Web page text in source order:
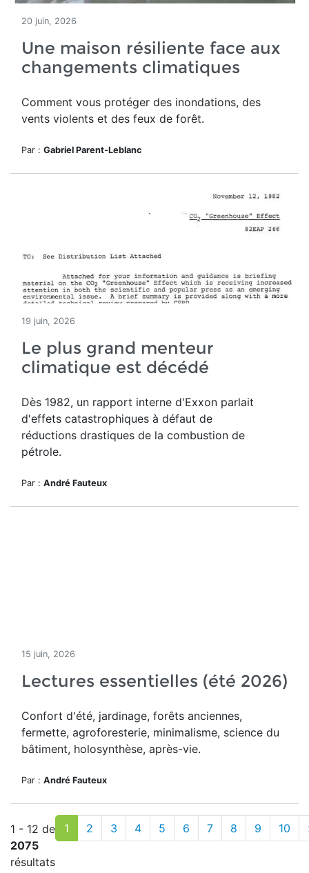
20 juin, 2026
Une maison résiliente face aux
changements climatiques
Comment vous protéger des inondations, des
vents violents et des feux de forêt.
Par : Gabriel Parent-Leblanc
19 juin, 2026
Le plus grand menteur
climatique est décédé
Dès 1982, un rapport interne d'Exxon parlait
d'effets catastrophiques à défaut de
réductions drastiques de la combustion de
pétrole.
Par : André Fauteux
15 juin, 2026
Lectures essentielles (été 2026)
Confort d'été, jardinage, forêts anciennes,
fermette, agroforesterie, minimalisme, science du
bâtiment, holosynthèse, après-vie.
Par : André Fauteux
1 - 12 de
2075
résultats
1 2 3 4 5 6 7 8 9 10